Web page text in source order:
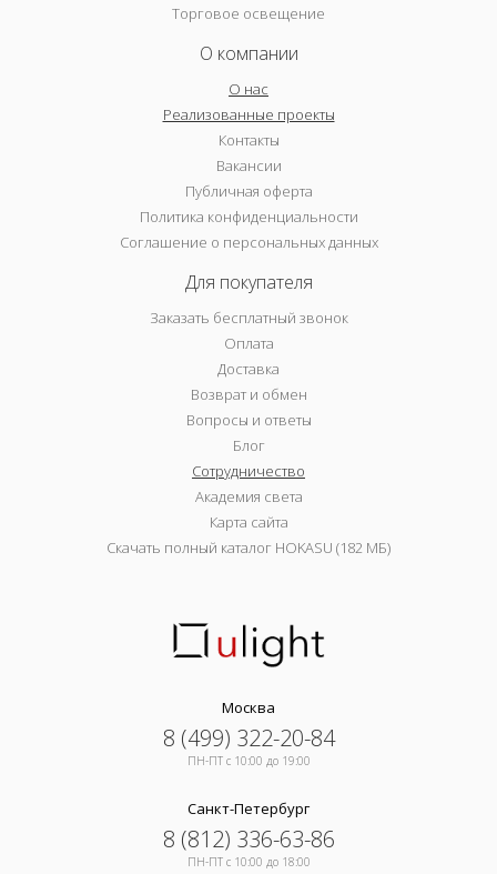
Торговое освещение
О компании
О нас
Реализованные проекты
Контакты
Вакансии
Публичная оферта
Политика конфиденциальности
Соглашение о персональных данных
Для покупателя
Заказать бесплатный звонок
Оплата
Доставка
Возврат и обмен
Вопросы и ответы
Блог
Сотрудничество
Академия света
Карта сайта
Скачать полный каталог HOKASU (182 МБ)
Москва
8 (499) 322-20-84
ПН-ПТ c 10:00 до 19:00
Санкт-Петербург
8 (812) 336-63-86
ПН-ПТ c 10:00 до 18:00